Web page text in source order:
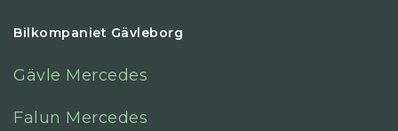
Bilkompaniet Gävleborg
Gävle Mercedes
Falun Mercedes